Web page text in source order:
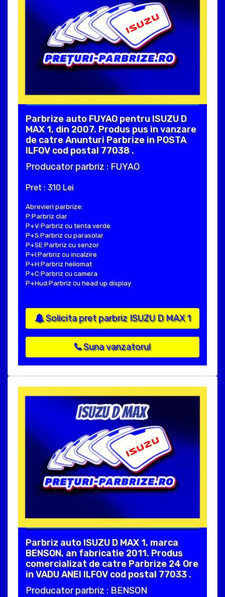
Parbrize auto FUYAO pentru ISUZU D
MAX 1, din 2007. Produs pus in vanzare
de catre Anunturi Parbrize in POSTA
ILFOV cod postal 77038 .
Producator parbriz : FUYAO
Pret : 310 Lei
Abrevieri parbrize:
P:Parbriz clar
P+V:Parbriz cu tenta verde
P+S:Parbriz cu parasolar
P+SE:Parbriz cu senzor
P+I:Parbriz cu incalzire
P+H:Parbriz heliomat
P+C:Parbriz cu camera
P+Hud:Parbriz cu head up display
Solicita pret parbriz ISUZU D MAX 1
Suna vanzatorul
Parbriz auto ISUZU D MAX 1, marca
BENSON, an fabricatie 2011. Produs
comercializat de catre Parbrize 24 Ore
in VADU ANEI ILFOV cod postal 77033 .
Producator parbriz : BENSON